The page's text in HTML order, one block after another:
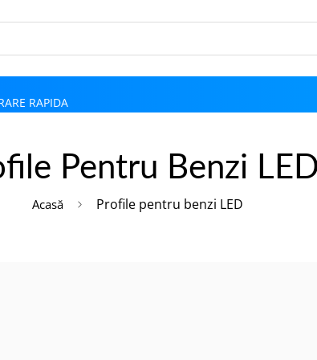
RAPIDA
Pentru Benzi
Acasă Profile pentru benzi LED